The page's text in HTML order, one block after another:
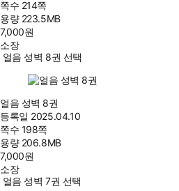
쪽수 214쪽
용량 223.5MB
7,000원
소장
얼음 성벽 8권 선택
얼음 성벽 8권
등록일 2025.04.10
쪽수 198쪽
용량 206.8MB
7,000원
소장
얼음 성벽 7권 선택